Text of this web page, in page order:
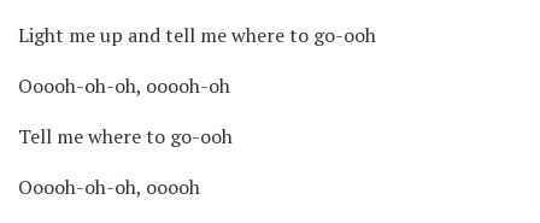
Light me up and tell me where to go-ooh
Ooooh-oh-oh, ooooh-oh
Tell me where to go-ooh
Ooooh-oh-oh, ooooh